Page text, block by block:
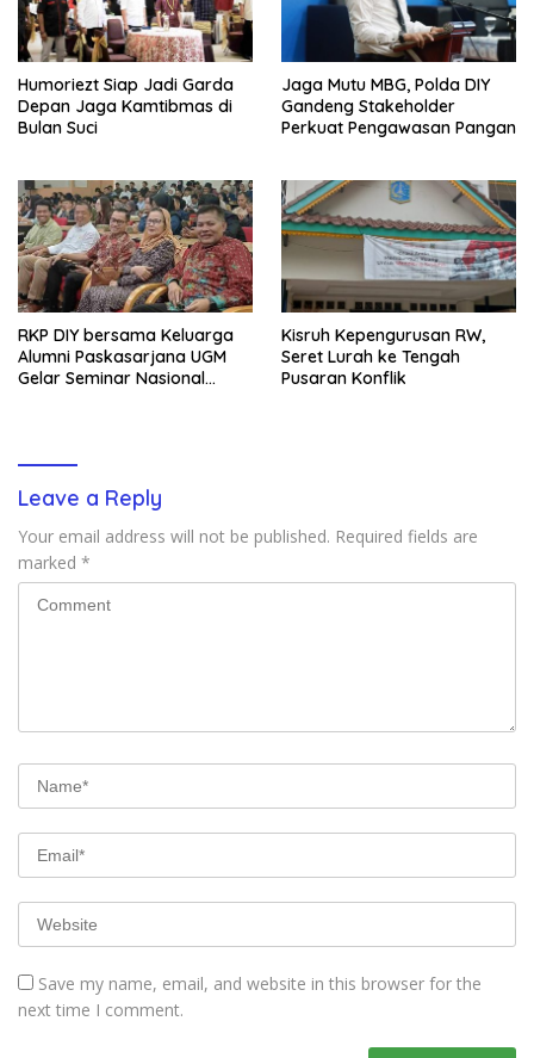
Humoriezt Siap Jadi Garda
Depan Jaga Kamtibmas di
Bulan Suci
Jaga Mutu MBG, Polda DIY
Gandeng Stakeholder
Perkuat Pengawasan Pangan
RKP DIY bersama Keluarga
Alumni Paskasarjana UGM
Gelar Seminar Nasional
Kisruh Kepengurusan RW,
Seret Lurah ke Tengah
Pusaran Konflik
Leave a Reply
Your email address will not be published. Required fields are
marked *
Save my name, email, and website in this browser for the
next time I comment.